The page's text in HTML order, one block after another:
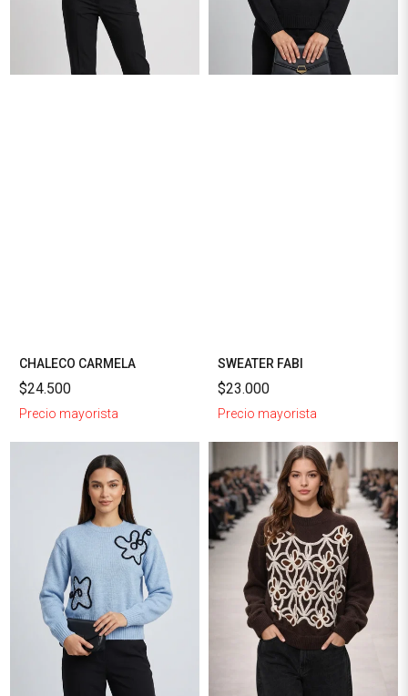
CHALECO CARMELA
$24.500
Precio mayorista
SWEATER FABI
$23.000
Precio mayorista